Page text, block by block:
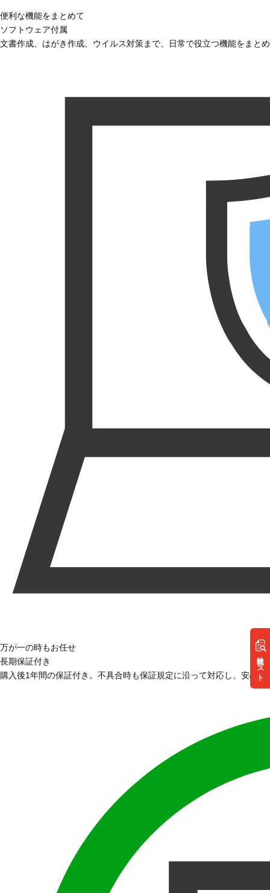
リスト
便利な機能をまとめて
ソフトウェア付属
文書作成、はがき作成、ウイルス対策まで、日常で役立つ機能をまと
万が一の時もお任せ
長期保証付き
購入後1年間の保証付き。不具合時も保証規定に沿って対応し、安心